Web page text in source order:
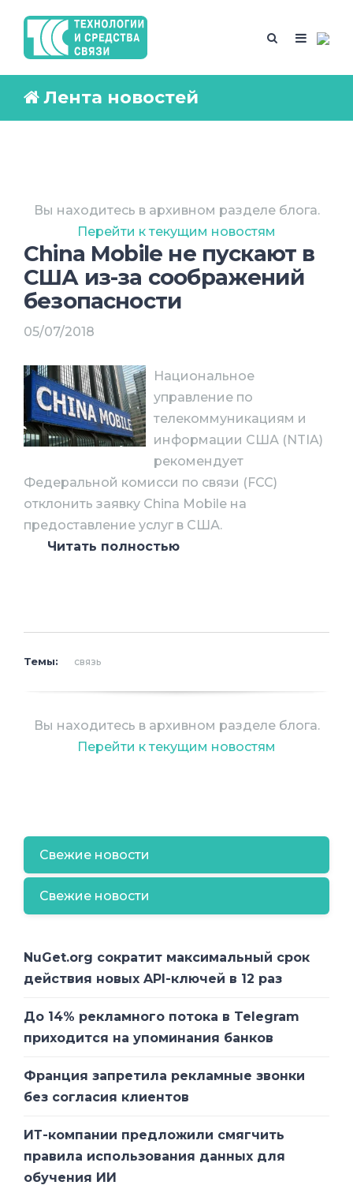
Лента новостей
Вы находитесь в архивном разделе блога.
Перейти к текущим новостям
China Mobile не пускают в
США из-за соображений
безопасности
05/07/2018
Национальное
управление по
телекоммуникациям и
информации США (NTIA)
рекомендует
Федеральной комисси по связи (FCC)
отклонить заявку China Mobile на
предоставление услуг в США.
Читать полностью
оператор сотовой связи по числу
абонентов. Его абонентская база
этому показателю занимает холдинг
Vodafone, обслуживающий разными
Беспокойство у NTIA вызывает тот факт,
что China Mobile в большой степени
зависит от китайского государства – ее
крупнейшего акционера (на момент
может по его запросу выдавать
персональные данные и записи
переговоров американских абонентов
государственным структурам КНР.
«Даже если China Mobile действительно
использует защищенное оборудование,
Mobile будет представлять как оператор
этого оборудования, сводит на нет
любые достоинства его защищенности»,
Темы: связь
Вы находитесь в архивном разделе блога.
Перейти к текущим новостям
Свежие новости
Свежие новости
NuGet.org сократит максимальный срок
действия новых API-ключей в 12 раз
До 14% рекламного потока в Telegram
приходится на упоминания банков
Франция запретила рекламные звонки
без согласия клиентов
ИТ-компании предложили смягчить
правила использования данных для
обучения ИИ